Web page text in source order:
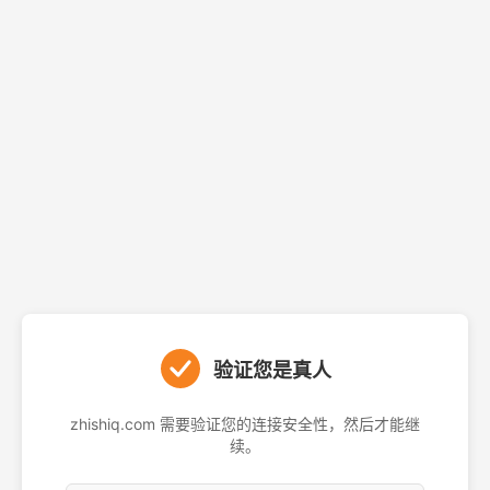
验证您是真人
zhishiq.com 需要验证您的连接安全性，然后才能继
续。